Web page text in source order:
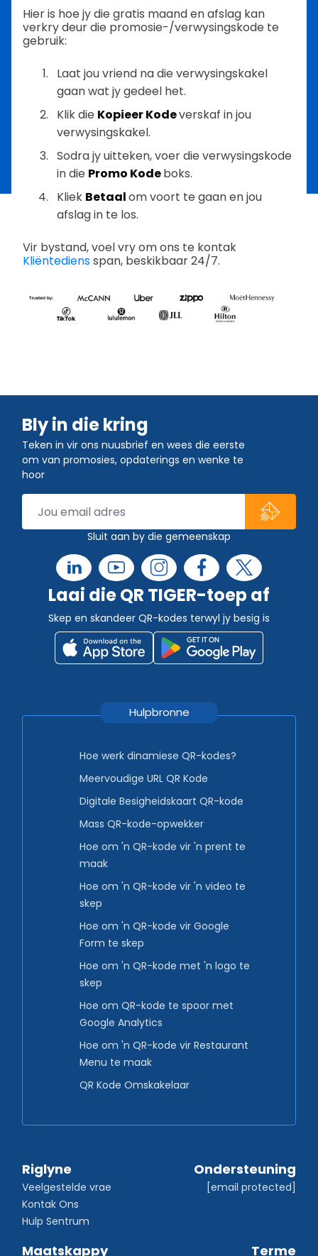
Hier is hoe jy die gratis maand en afslag kan
verkry deur die promosie-/verwysingskode te
gebruik:
Laat jou vriend na die verwysingskakel
gaan wat jy gedeel het.
Klik die Kopieer Kodeverskaf in jou
verwysingskakel.
Sodra jy uitteken, voer die verwysingskode
in die Promo Kodeboks.
Kliek Betaalom voort te gaan en jou
afslag in te los.
Vir bystand, voel vry om ons te kontak
Kliëntediensspan, beskikbaar 24/7.
Bly in die kring
Teken in vir ons nuusbrief en wees die eerste
om van promosies, opdaterings en wenke te
hoor
Sluit aan by die gemeenskap
Laai die QR TIGER-toep af
Skep en skandeer QR-kodes terwyl jy besig is
Hulpbronne
Hoe werk dinamiese QR-kodes?
Meervoudige URL QR Kode
Digitale Besigheidskaart QR-kode
Mass QR-kode-opwekker
Hoe om 'n QR-kode vir 'n prent te
maak
Hoe om 'n QR-kode vir 'n video te
skep
Hoe om 'n QR-kode vir Google
Form te skep
Hoe om 'n QR-kode met 'n logo te
skep
Hoe om QR-kode te spoor met
Google Analytics
Hoe om 'n QR-kode vir Restaurant
Menu te maak
QR Kode Omskakelaar
Riglyne
Veelgestelde vrae
Kontak Ons
Hulp Sentrum
Ondersteuning
[email protected]
Maatskappy Terme